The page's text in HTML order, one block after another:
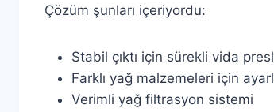
Çözüm şunları içeriyordu:
Stabil çıktı için sürekli vida
Farklı yağ malzemeleri için
Verimli yağ filtrasyon sistemi